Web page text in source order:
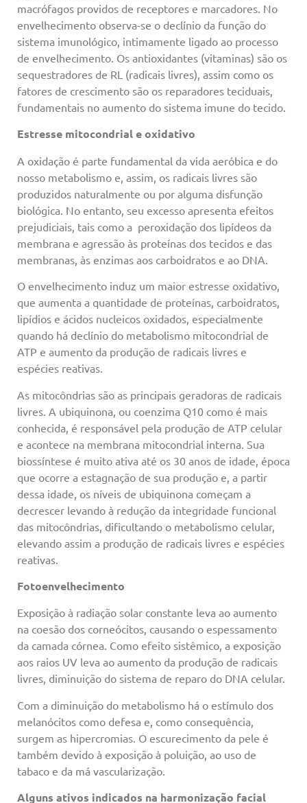
macrófagos providos de receptores e marcadores. No
envelhecimento observa-se o declínio da função do
sistema imunológico, intimamente ligado ao processo
de envelhecimento. Os antioxidantes (vitaminas) são os
sequestradores de RL (radicais livres), assim como os
fatores de crescimento são os reparadores teciduais,
fundamentais no aumento do sistema imune do tecido.
Estresse mitocondrial e oxidativo
A oxidação é parte fundamental da vida aeróbica e do
nosso metabolismo e, assim, os radicais livres são
produzidos naturalmente ou por alguma disfunção
biológica. No entanto, seu excesso apresenta efeitos
prejudiciais, tais como a peroxidação dos lipídeos da
membrana e agressão às proteínas dos tecidos e das
membranas, às enzimas aos carboidratos e ao DNA.
O envelhecimento induz um maior estresse oxidativo,
que aumenta a quantidade de proteínas, carboidratos,
lipídios e ácidos nucleicos oxidados, especialmente
quando há declínio do metabolismo mitocondrial de
ATP e aumento da produção de radicais livres e
espécies reativas.
As mitocôndrias são as principais geradoras de radicais
livres. A ubiquinona, ou coenzima Q10 como é mais
conhecida, é responsável pela produção de ATP celular
e acontece na membrana mitocondrial interna. Sua
biossíntese é muito ativa até os 30 anos de idade, época
que ocorre a estagnação de sua produção e, a partir
dessa idade, os níveis de ubiquinona começam a
decrescer levando à redução da integridade funcional
das mitocôndrias, dificultando o metabolismo celular,
elevando assim a produção de radicais livres e espécies
reativas.
Fotoenvelhecimento
Exposição à radiação solar constante leva ao aumento
na coesão dos corneócitos, causando o espessamento
da camada córnea. Como efeito sistêmico, a exposição
aos raios UV leva ao aumento da produção de radicais
livres, diminuição do sistema de reparo do DNA celular.
Com a diminuição do metabolismo há o estímulo dos
melanócitos como defesa e, como consequência,
surgem as hipercromias. O escurecimento da pele é
também devido à exposição à poluição, ao uso de
tabaco e da má vascularização.
Alguns ativos indicados na harmonização facial